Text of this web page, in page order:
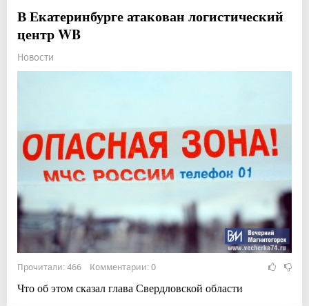
В Екатеринбурге атакован логистический
центр WB
Новости
Прочитали: 466 Комментарии: 0
Что об этом сказал глава Свердловской области